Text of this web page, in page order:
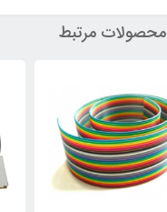
محصولات مرتبط